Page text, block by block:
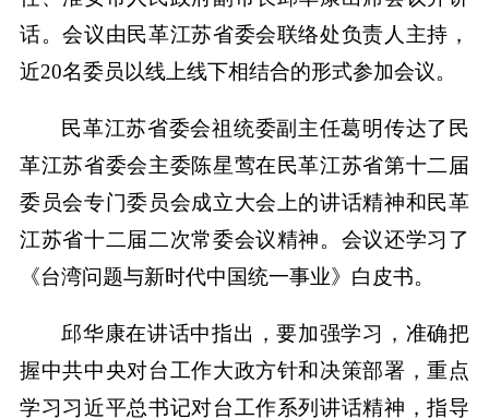
话。会议由民革江苏省委会联络处负责人主持，
近20名委员以线上线下相结合的形式参加会议。
民革江苏省委会祖统委副主任葛明传达了民
革江苏省委会主委陈星莺在民革江苏省第十二届
委员会专门委员会成立大会上的讲话精神和民革
江苏省十二届二次常委会议精神。会议还学习了
《台湾问题与新时代中国统一事业》白皮书。
邱华康在讲话中指出，要加强学习，准确把
握中共中央对台工作大政方针和决策部署，重点
学习习近平总书记对台工作系列讲话精神，指导